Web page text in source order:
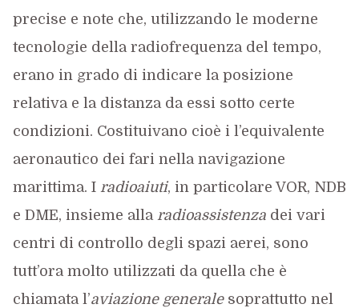
precise e note che, utilizzando le moderne
tecnologie della radiofrequenza del tempo,
erano in grado di indicare la posizione
relativa e la distanza da essi sotto certe
condizioni. Costituivano cioè i l’equivalente
aeronautico dei fari nella navigazione
marittima. I radioaiuti, in particolare VOR, NDB
e DME, insieme alla radioassistenzadei vari
centri di controllo degli spazi aerei, sono
tutt’ora molto utilizzati da quella che è
chiamata l’aviazione generalesoprattutto nel